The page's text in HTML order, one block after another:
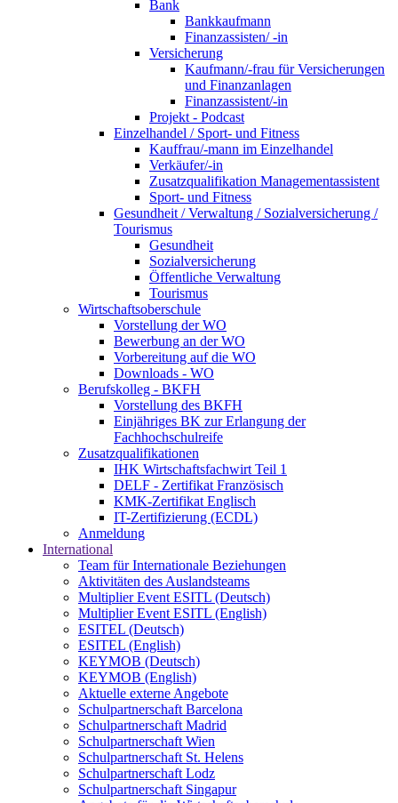
Bank
Bankkaufmann
Finanzassisten/ -in
Versicherung
Kaufmann/-frau für Versicherungen
und Finanzanlagen
Finanzassistent/-in
Projekt - Podcast
Einzelhandel / Sport- und Fitness
Kauffrau/-mann im Einzelhandel
Verkäufer/-in
Zusatzqualifikation Managementassistent
Sport- und Fitness
Gesundheit / Verwaltung / Sozialversicherung /
Tourismus
Gesundheit
Sozialversicherung
Öffentliche Verwaltung
Tourismus
Wirtschaftsoberschule
Vorstellung der WO
Bewerbung an der WO
Vorbereitung auf die WO
Downloads - WO
Berufskolleg - BKFH
Vorstellung des BKFH
Einjähriges BK zur Erlangung der
Fachhochschulreife
Zusatzqualifikationen
IHK Wirtschaftsfachwirt Teil 1
DELF - Zertifikat Französisch
KMK-Zertifikat Englisch
IT-Zertifizierung (ECDL)
Anmeldung
International
Team für Internationale Beziehungen
Aktivitäten des Auslandsteams
Multiplier Event ESITL (Deutsch)
Multiplier Event ESITL (English)
ESITEL (Deutsch)
ESITEL (English)
KEYMOB (Deutsch)
KEYMOB (English)
Aktuelle externe Angebote
Schulpartnerschaft Barcelona
Schulpartnerschaft Madrid
Schulpartnerschaft Wien
Schulpartnerschaft St. Helens
Schulpartnerschaft Lodz
Schulpartnerschaft Singapur